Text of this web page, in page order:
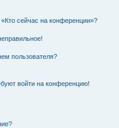
сейчас на конференции»?
пользователя?
войти на конференцию!